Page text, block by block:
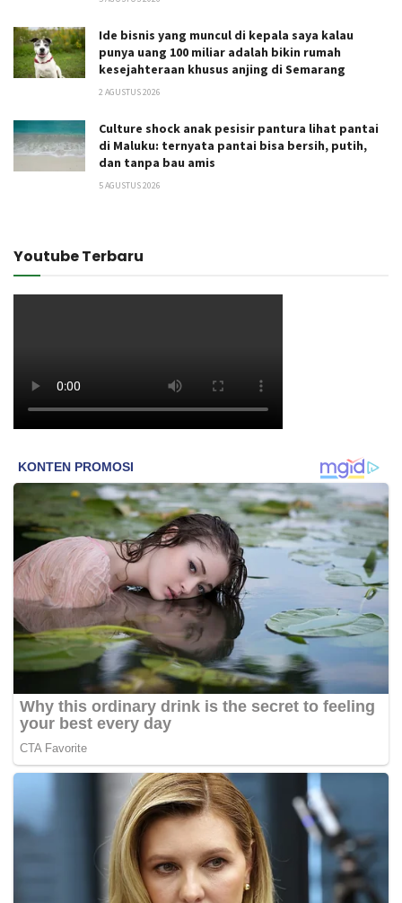
Ide bisnis yang muncul di kepala saya kalau
punya uang 100 miliar adalah bikin rumah
kesejahteraan khusus anjing di Semarang
2 AGUSTUS 2026
Culture shock anak pesisir pantura lihat pantai
di Maluku: ternyata pantai bisa bersih, putih,
dan tanpa bau amis
5 AGUSTUS 2026
Youtube Terbaru